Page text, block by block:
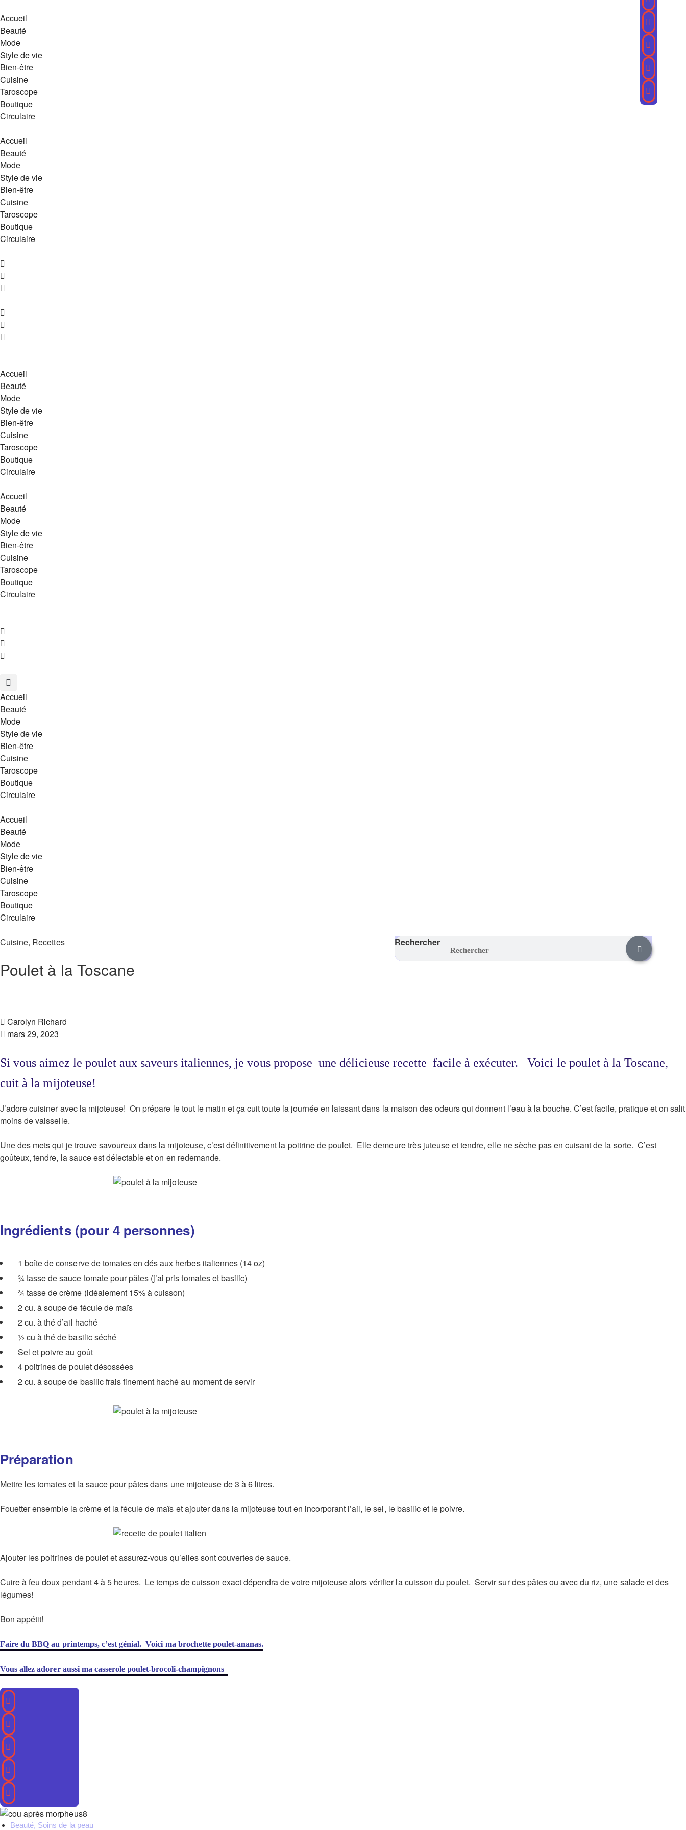
Accueil
Beauté
Mode
Style de vie
Bien-être
Cuisine
Taroscope
Boutique
Circulaire
Accueil
Beauté
Mode
Style de vie
Bien-être
Cuisine
Taroscope
Boutique
Circulaire
Accueil
Beauté
Mode
Style de vie
Bien-être
Cuisine
Taroscope
Boutique
Circulaire
Accueil
Beauté
Mode
Style de vie
Bien-être
Cuisine
Taroscope
Boutique
Circulaire
Accueil
Beauté
Mode
Style de vie
Bien-être
Cuisine
Taroscope
Boutique
Circulaire
Accueil
Beauté
Mode
Style de vie
Bien-être
Cuisine
Taroscope
Boutique
Circulaire
Rechercher
Cuisine, Recettes
Poulet à la Toscane
Carolyn Richard
mars 29, 2023
Si vous aimez le poulet aux saveurs italiennes, je vous propose une délicieuse recette facile à exécuter. Voici le poulet à la Toscane,
cuit à la mijoteuse!
J’adore cuisiner avec la mijoteuse! On prépare le tout le matin et ça cuit toute la journée en laissant dans la maison des odeurs qui donnent l’eau à la bouche. C’est facile, pratique et on salit
moins de vaisselle.
Une des mets qui je trouve savoureux dans la mijoteuse, c’est définitivement la poitrine de poulet. Elle demeure très juteuse et tendre, elle ne sèche pas en cuisant de la sorte. C’est
goûteux, tendre, la sauce est délectable et on en redemande.
Ingrédients (pour 4 personnes)
1 boîte de conserve de tomates en dés aux herbes italiennes (14 oz)
¾ tasse de sauce tomate pour pâtes (j’ai pris tomates et basilic)
¾ tasse de crème (idéalement 15% à cuisson)
2 cu. à soupe de fécule de maïs
2 cu. à thé d’ail haché
½ cu à thé de basilic séché
Sel et poivre au goût
4 poitrines de poulet désossées
2 cu. à soupe de basilic frais finement haché au moment de servir
Préparation
Mettre les tomates et la sauce pour pâtes dans une mijoteuse de 3 à 6 litres.
Fouetter ensemble la crème et la fécule de maïs et ajouter dans la mijoteuse tout en incorporant l’ail, le sel, le basilic et le poivre.
Ajouter les poitrines de poulet et assurez-vous qu’elles sont couvertes de sauce.
Cuire à feu doux pendant 4 à 5 heures. Le temps de cuisson exact dépendra de votre mijoteuse alors vérifier la cuisson du poulet. Servir sur des pâtes ou avec du riz, une salade et des
légumes!
Bon appétit!
Faire du BBQ au printemps, c’est génial. Voici ma brochette poulet-ananas.
Vous allez adorer aussi ma casserole poulet-brocoli-champignons
Beauté, Soins de la peau